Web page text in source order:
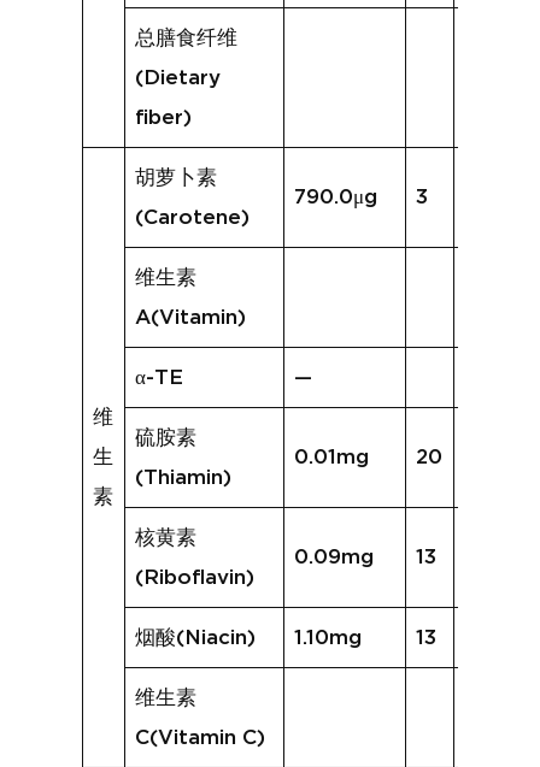
总膳食纤维
(Dietary
fiber)
维
生
素
胡萝卜素
(Carotene)
790.0μg 3
维生素
A(Vitamin)
α-TE —
硫胺素
(Thiamin)
0.01mg 20
核黄素
(Riboflavin)
0.09mg 13
烟酸(Niacin) 1.10mg 13
维生素
C(Vitamin C)